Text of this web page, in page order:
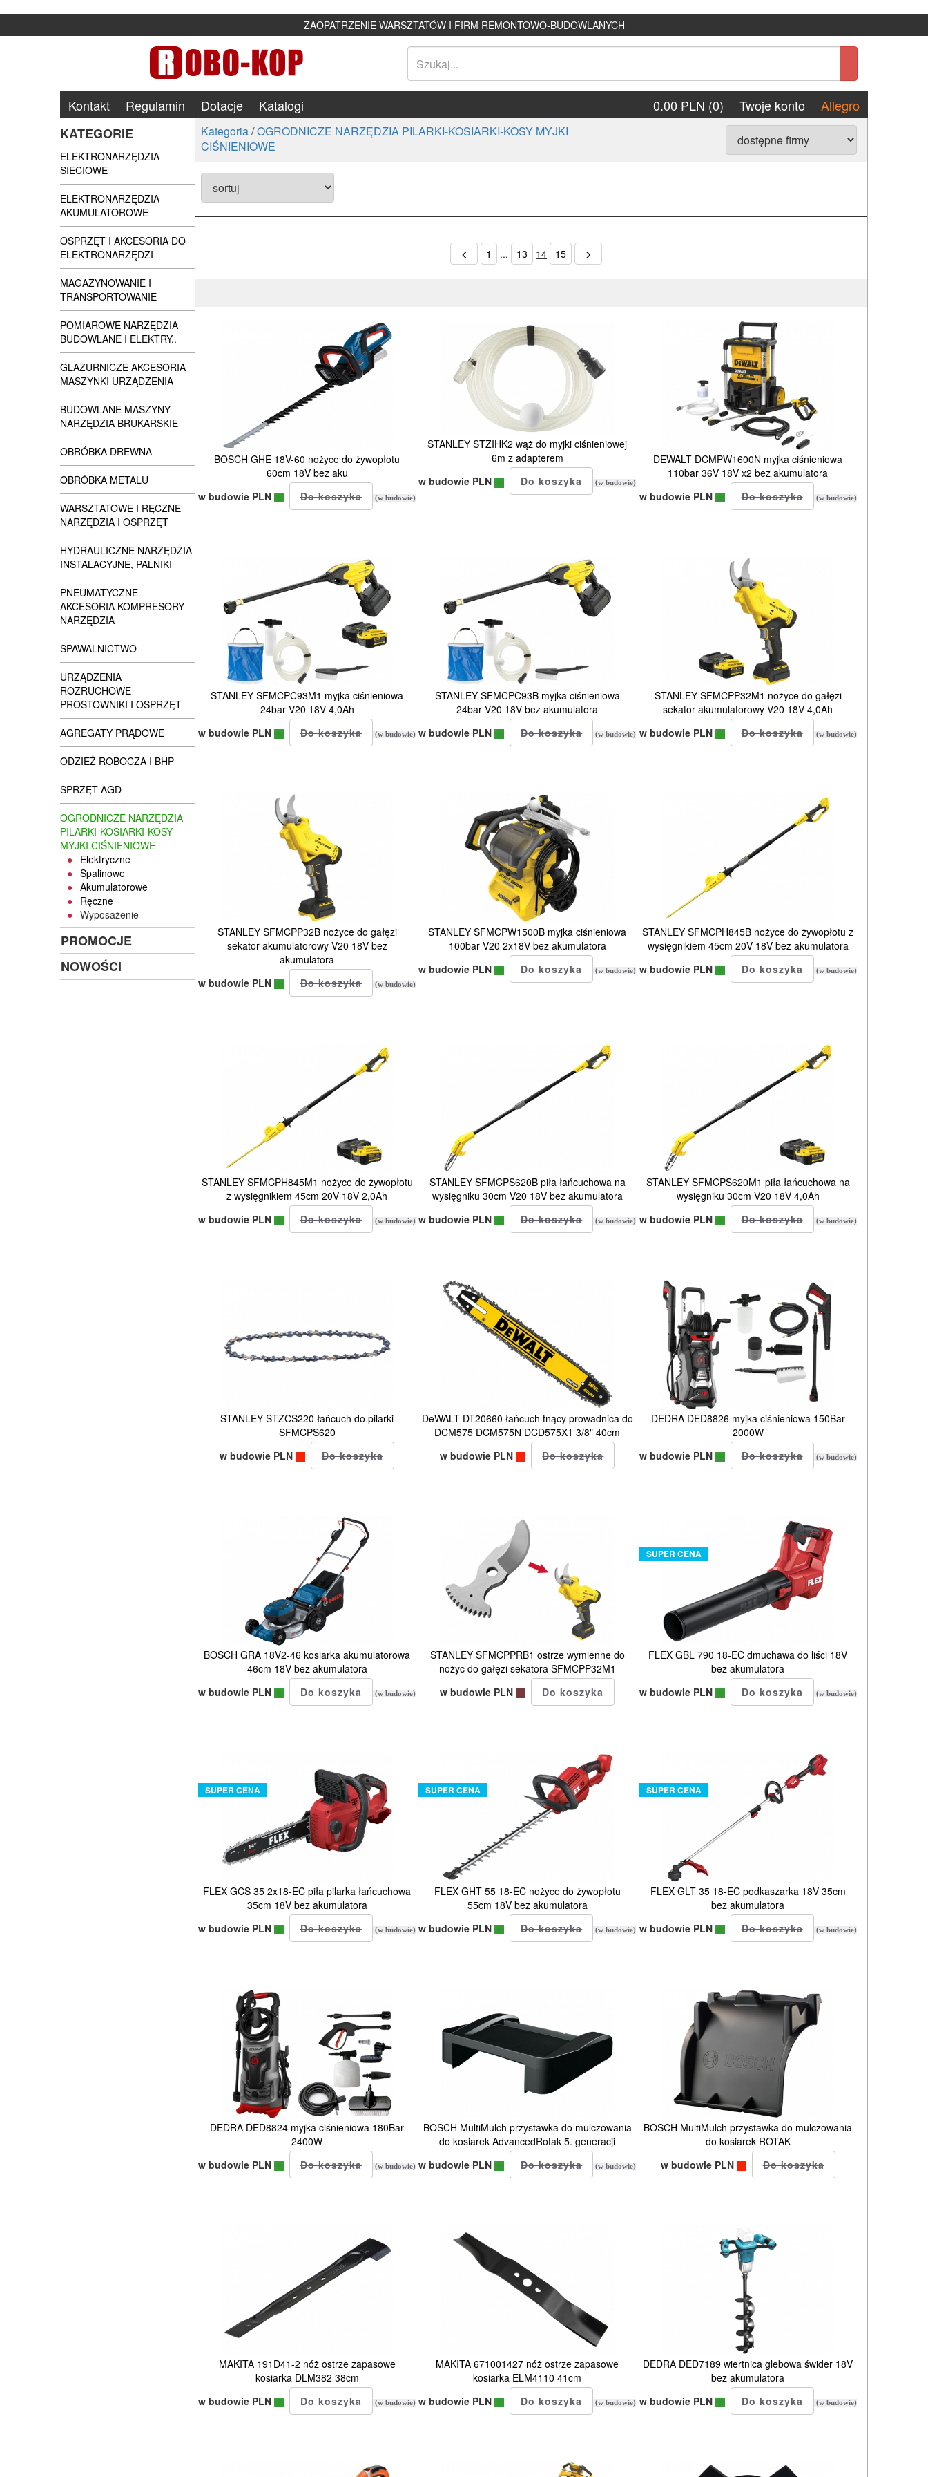
ZAOPATRZENIE WARSZTATÓW I FIRM REMONTOWO-BUDOWLANYCH
Kontakt Regulamin Dotacje Katalogi 0.00 PLN (0) Twoje konto
Allegro
KATEGORIE
ELEKTRONARZĘDZIA
SIECIOWE
ELEKTRONARZĘDZIA
AKUMULATOROWE
OSPRZĘT I AKCESORIA DO
ELEKTRONARZĘDZI
MAGAZYNOWANIE I
TRANSPORTOWANIE
POMIAROWE NARZĘDZIA
BUDOWLANE I ELEKTRY..
GLAZURNICZE AKCESORIA
MASZYNKI URZĄDZENIA
BUDOWLANE MASZYNY
NARZĘDZIA BRUKARSKIE
OBRÓBKA DREWNA
OBRÓBKA METALU
WARSZTATOWE I RĘCZNE
NARZĘDZIA I OSPRZĘT
HYDRAULICZNE NARZĘDZIA
INSTALACYJNE, PALNIKI
PNEUMATYCZNE
AKCESORIA KOMPRESORY
NARZĘDZIA
SPAWALNICTWO
URZĄDZENIA
ROZRUCHOWE
PROSTOWNIKI I OSPRZĘT
AGREGATY PRĄDOWE
ODZIEŻ ROBOCZA I BHP
SPRZĘT AGD
OGRODNICZE NARZĘDZIA
PILARKI-KOSIARKI-KOSY
MYJKI CIŚNIENIOWE
Elektryczne
Spalinowe
Akumulatorowe
Ręczne
Wyposażenie
PROMOCJE
NOWOŚCI
Kategoria/OGRODNICZE NARZĘDZIA PILARKI-KOSIARKI-KOSY MYJKI
CIŚNIENIOWE
1 ... 13 14 15
BOSCH GHE 18V-60 nożyce do żywopłotu
60cm 18V bez aku
w budowie PLN
(w budowie)
STANLEY STZIHK2 wąż do myjki ciśnieniowej
6m z adapterem
w budowie PLN
(w budowie)
DEWALT DCMPW1600N myjka ciśnieniowa
110bar 36V 18V x2 bez akumulatora
w budowie PLN
(w budowie)
STANLEY SFMCPC93M1 myjka ciśnieniowa
24bar V20 18V 4,0Ah
w budowie PLN
(w budowie)
STANLEY SFMCPC93B myjka ciśnieniowa
24bar V20 18V bez akumulatora
w budowie PLN
(w budowie)
STANLEY SFMCPP32M1 nożyce do gałęzi
sekator akumulatorowy V20 18V 4,0Ah
w budowie PLN
(w budowie)
STANLEY SFMCPP32B nożyce do gałęzi
sekator akumulatorowy V20 18V bez
akumulatora
w budowie PLN
(w budowie)
STANLEY SFMCPW1500B myjka ciśnieniowa
100bar V20 2x18V bez akumulatora
w budowie PLN
(w budowie)
STANLEY SFMCPH845B nożyce do żywopłotu z
wysięgnikiem 45cm 20V 18V bez akumulatora
w budowie PLN
(w budowie)
STANLEY SFMCPH845M1 nożyce do żywopłotu
z wysięgnikiem 45cm 20V 18V 2,0Ah
w budowie PLN
(w budowie)
STANLEY SFMCPS620B piła łańcuchowa na
wysięgniku 30cm V20 18V bez akumulatora
w budowie PLN
(w budowie)
STANLEY SFMCPS620M1 piła łańcuchowa na
wysięgniku 30cm V20 18V 4,0Ah
w budowie PLN
(w budowie)
STANLEY STZCS220 łańcuch do pilarki
SFMCPS620
w budowie PLN
DeWALT DT20660 łańcuch tnący prowadnica do
DCM575 DCM575N DCD575X1 3/8" 40cm
w budowie PLN
DEDRA DED8826 myjka ciśnieniowa 150Bar
2000W
w budowie PLN
(w budowie)
BOSCH GRA 18V2-46 kosiarka akumulatorowa
46cm 18V bez akumulatora
w budowie PLN
(w budowie)
STANLEY SFMCPPRB1 ostrze wymienne do
nożyc do gałęzi sekatora SFMCPP32M1
w budowie PLN
SUPER CENA
FLEX GBL 790 18-EC dmuchawa do liści 18V
bez akumulatora
w budowie PLN
(w budowie)
SUPER CENA
FLEX GCS 35 2x18-EC piła pilarka łańcuchowa
35cm 18V bez akumulatora
w budowie PLN
(w budowie)
SUPER CENA
FLEX GHT 55 18-EC nożyce do żywopłotu
55cm 18V bez akumulatora
w budowie PLN
(w budowie)
SUPER CENA
FLEX GLT 35 18-EC podkaszarka 18V 35cm
bez akumulatora
w budowie PLN
(w budowie)
DEDRA DED8824 myjka ciśnieniowa 180Bar
2400W
w budowie PLN
(w budowie)
BOSCH MultiMulch przystawka do mulczowania
do kosiarek AdvancedRotak 5. generacji
w budowie PLN
(w budowie)
BOSCH MultiMulch przystawka do mulczowania
do kosiarek ROTAK
w budowie PLN
MAKITA 191D41-2 nóż ostrze zapasowe
kosiarka DLM382 38cm
w budowie PLN
(w budowie)
MAKITA 671001427 nóż ostrze zapasowe
kosiarka ELM4110 41cm
w budowie PLN
(w budowie)
DEDRA DED7189 wiertnica glebowa świder 18V
bez akumulatora
w budowie PLN
(w budowie)